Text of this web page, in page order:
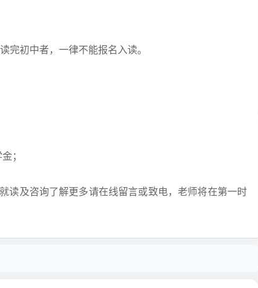
完初中者，一律不能报名入读。
；
读及咨询了解更多请在线留言或致电，老师将在第一时